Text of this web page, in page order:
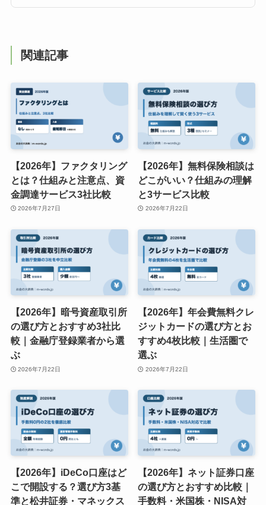
情報や各種データをもとに「判断材料」を提供す
るのが役割です。
複雑になりがちな情報を整理し、重要なポイント
や違いが分かるような形でまとめています。
関連記事
【2026年】ファクタリング
とは？仕組みと注意点、資
金調達サービス3社比較
2026年7月27日
【2026年】無料保険相談は
どこがいい？仕組みの理解
と3サービス比較
2026年7月22日
【2026年】暗号資産取引所
の選び方とおすすめ3社比
較｜金融庁登録業者から選
ぶ
【2026年】年会費無料クレ
ジットカードの選び方とお
すすめ4枚比較｜生活圏で
選ぶ